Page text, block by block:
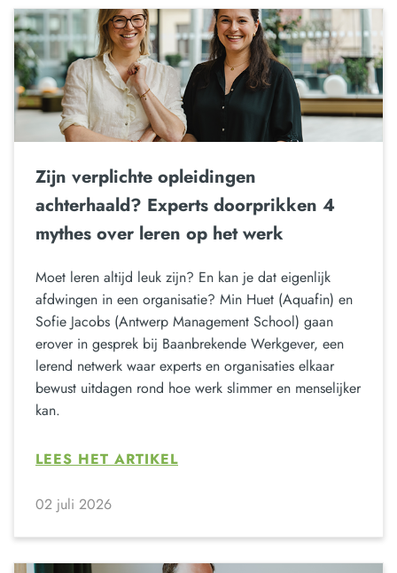
Zijn verplichte opleidingen
achterhaald? Experts doorprikken 4
mythes over leren op het werk
Moet leren altijd leuk zijn? En kan je dat eigenlijk
afdwingen in een organisatie? Min Huet (Aquafin) en
Sofie Jacobs (Antwerp Management School) gaan
erover in gesprek bij Baanbrekende Werkgever, een
lerend netwerk waar experts en organisaties elkaar
bewust uitdagen rond hoe werk slimmer en menselijker
kan.
LEES HET ARTIKEL
02 juli 2026